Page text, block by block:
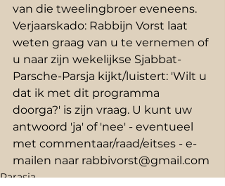
van die tweelingbroer eveneens.
Verjaarskado: Rabbijn Vorst laat
weten graag van u te vernemen of
u naar zijn wekelijkse Sjabbat-
Parsche-Parsja kijkt/luistert: 'Wilt u
dat ik met dit programma
doorga?' is zijn vraag. U kunt uw
antwoord 'ja' of 'nee' - eventueel
met commentaar/raad/eitses - e-
mailen naar rabbivorst@gmail.com
Parasja